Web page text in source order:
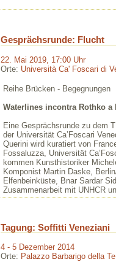
Gesprächsrunde: Flucht
22. Mai 2019, 17:00 Uhr
Orte: Università Ca' Foscari di
Reihe Brücken - Begegnungen
Waterlines incontra Rothko a
Eine Gesprächsrunde zu dem
der Universität Ca’Foscari
Querini wird kuratiert von
Fossaluzza, Universität
kommen Kunsthistoriker
Komponist Martin Daske,
Elfenbeinküste, Bnar Sardar
Zusammenarbeit mit UNHCR
Tagung: Soffitti Veneziani
4 - 5 Dezember 2014
Orte: Palazzo Barbarigo della